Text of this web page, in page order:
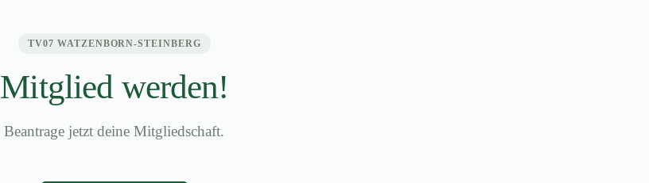
TV07 WATZENBORN-STEINBERG
Mitglied werden!
Beantrage jetzt deine Mitgliedschaft.